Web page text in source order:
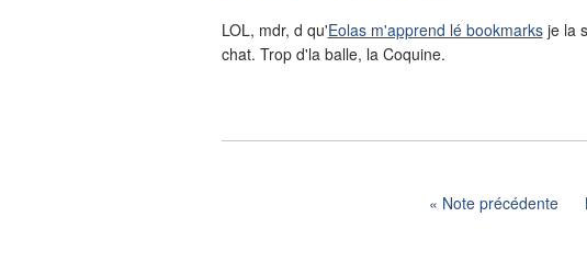
LOL, mdr, d qu'Eolas m'apprend lé bookmarksje la
chat. Trop d'la balle, la Coquine.
Note précédente